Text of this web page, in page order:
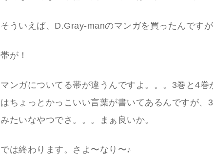
そういえば、D.Gray-manのマンガを買ったんですが
帯が！
マンガについてる帯が違うんですよ。。。3巻と4巻
はちょっとかっこいい言葉が書いてあるんですが、
みたいなやつでさ。。。まぁ良いか。
では終わります。さよ〜なり〜♪